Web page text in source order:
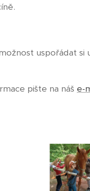
uspořádat si
pište na náš e-